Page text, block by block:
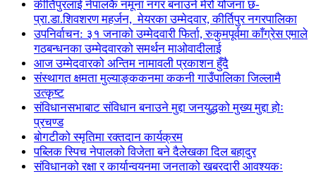
कीर्तिपुरलाई नेपालकै नमूना नगर बनाउने मेरो योजना छ-
प्रा.डा.शिवशरण महर्जन, मेयरका उम्मेदवार, कीर्तिपुर नगरपालिका
उपनिर्वाचन: ३१ जनाको उम्मेदवारी फिर्ता, रुकुमपूर्वमा काँग्रेस एमाले
गठबन्धनका उम्मेदवारको समर्थन माओवादीलाई
आज उम्मेदवारको अन्तिम नामावली प्रकाशन हुँदै
संस्थागत क्षमता मुल्याङ्ककनमा ककनी गाउँपालिका जिल्लामै
उत्कृष्ट
संविधानसभाबाट संविधान बनाउने मुद्दा जनयुद्धको मुख्य मुद्दा होः
प्रचण्ड
बोगटीको स्मृतिमा रक्तदान कार्यक्रम
पब्लिक स्पिच नेपालको विजेता बने दैलेखका दिल बहादुर
संविधानको रक्षा र कार्यान्वयनमा जनताको खबरदारी आवश्यकः